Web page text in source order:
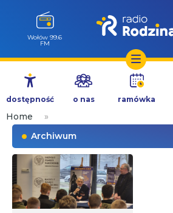
Przejdź
treści
Wołów 99.6
FM
dostępność o nas ramówka
Home
»
Archiwum